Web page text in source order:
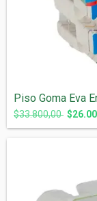
Piso Goma Eva
$33.800,00